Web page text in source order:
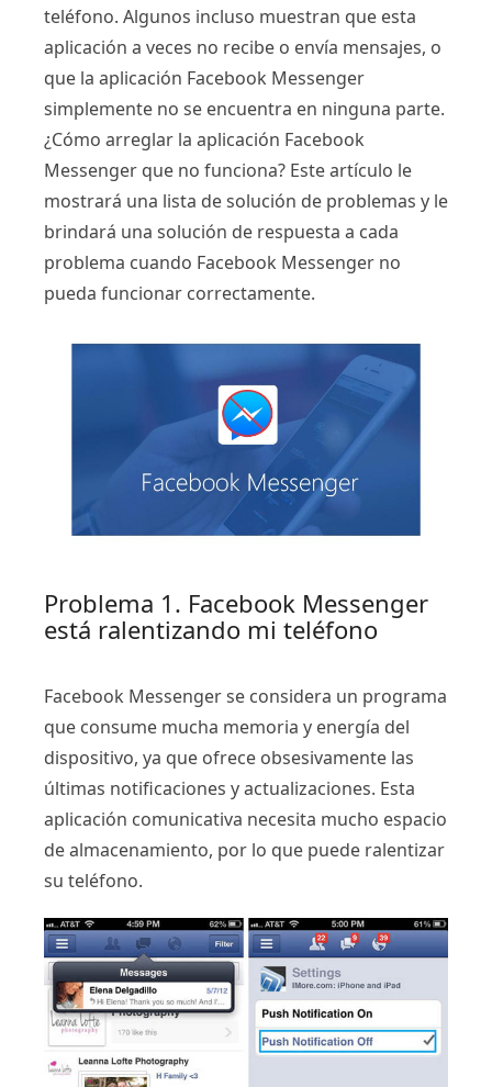
teléfono. Algunos incluso muestran que esta
aplicación a veces no recibe o envía mensajes, o
que la aplicación Facebook Messenger
simplemente no se encuentra en ninguna parte.
¿Cómo arreglar la aplicación Facebook
Messenger que no funciona? Este artículo le
mostrará una lista de solución de problemas y le
brindará una solución de respuesta a cada
problema cuando Facebook Messenger no
pueda funcionar correctamente.
Problema 1. Facebook Messenger
está ralentizando mi teléfono
Facebook Messenger se considera un programa
que consume mucha memoria y energía del
dispositivo, ya que ofrece obsesivamente las
últimas notificaciones y actualizaciones. Esta
aplicación comunicativa necesita mucho espacio
de almacenamiento, por lo que puede ralentizar
su teléfono.